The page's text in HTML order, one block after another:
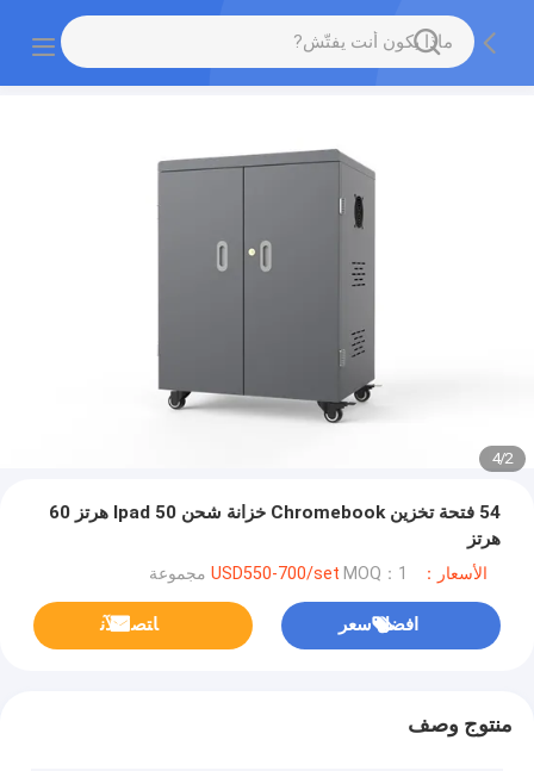
2
/
4
54 فتحة تخزين Chromebook خزانة شحن Ipad 50 هرتز 60
هرتز
الأسعار：USD550-700/set MOQ：1 مجموعة
افضل سعر ﺎﺘﺼﻟ ﺍﻶﻧ
منتوج وصف